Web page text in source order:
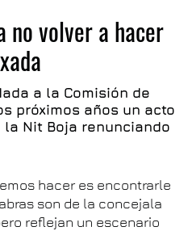
no volver a hacer
a la Comisión de
próximos años un acto
Nit Boja renunciando
hacer es encontrarle
son de la concejala
reflejan un escenario